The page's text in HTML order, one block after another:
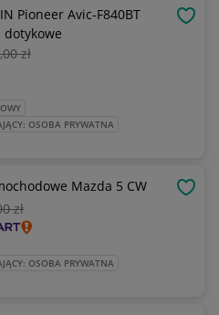
Pioneer Avic-F840BT
,00 zł
OSOBA PRYWATNA
Mazda 5 CW
zł
OSOBA PRYWATNA